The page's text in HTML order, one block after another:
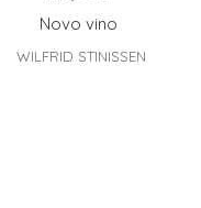
Novo vino
WILFRID STINISSEN